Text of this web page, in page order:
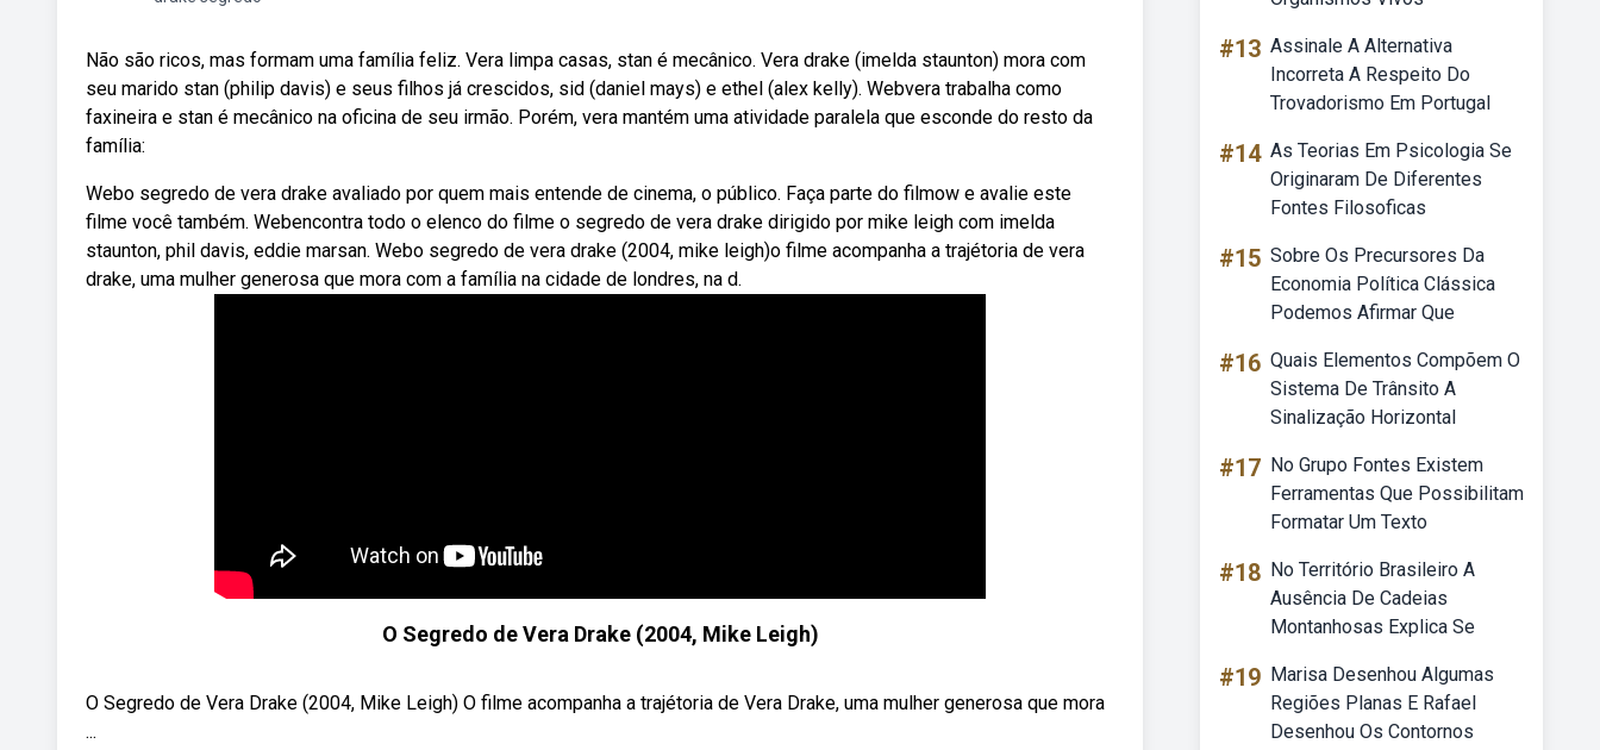
Não são ricos, mas formam uma família feliz. Vera limpa casas, stan é mecânico. Vera drake (imelda staunton) mora com
seu marido stan (philip davis) e seus filhos já crescidos, sid (daniel mays) e ethel (alex kelly). Webvera trabalha como
faxineira e stan é mecânico na oficina de seu irmão. Porém, vera mantém uma atividade paralela que esconde do resto da
família:
Webo segredo de vera drake avaliado por quem mais entende de cinema, o público. Faça parte do filmow e avalie este
filme você também. Webencontra todo o elenco do filme o segredo de vera drake dirigido por mike leigh com imelda
staunton, phil davis, eddie marsan. Webo segredo de vera drake (2004, mike leigh)o filme acompanha a trajétoria de vera
drake, uma mulher generosa que mora com a família na cidade de londres, na d.
O Segredo de Vera Drake (2004, Mike Leigh)
O Segredo de Vera Drake (2004, Mike Leigh) O filme acompanha a trajétoria de Vera Drake, uma mulher generosa que mora
...
#13 Assinale A Alternativa
Incorreta A Respeito Do
Trovadorismo Em Portugal
#14 As Teorias Em Psicologia Se
Originaram De Diferentes
Fontes Filosoficas
#15 Sobre Os Precursores Da
Economia Política Clássica
Podemos Afirmar Que
#16 Quais Elementos Compõem O
Sistema De Trânsito A
Sinalização Horizontal
#17 No Grupo Fontes Existem
Ferramentas Que Possibilitam
Formatar Um Texto
#18 No Território Brasileiro A
Ausência De Cadeias
Montanhosas Explica Se
#19 Marisa Desenhou Algumas
Regiões Planas E Rafael
Desenhou Os Contornos